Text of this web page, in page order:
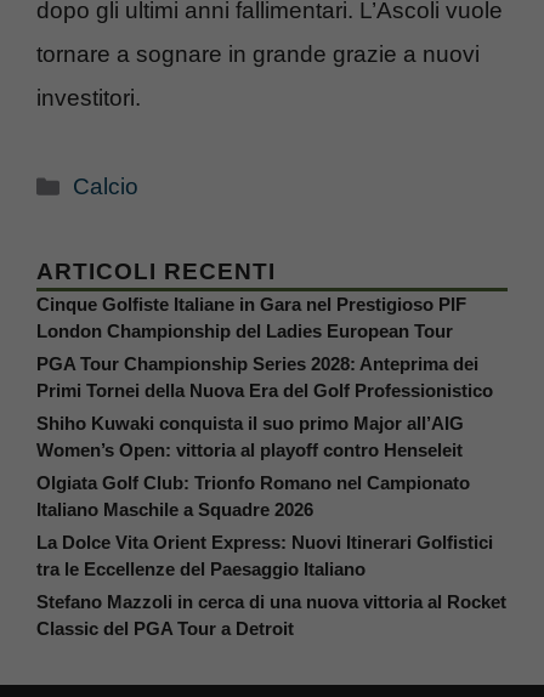
dopo gli ultimi anni fallimentari. L’Ascoli vuole
tornare a sognare in grande grazie a nuovi
investitori.
Categorie
Calcio
ARTICOLI RECENTI
Cinque Golfiste Italiane in Gara nel Prestigioso PIF
London Championship del Ladies European Tour
PGA Tour Championship Series 2028: Anteprima dei
Primi Tornei della Nuova Era del Golf Professionistico
Shiho Kuwaki conquista il suo primo Major all’AIG
Women’s Open: vittoria al playoff contro Henseleit
Olgiata Golf Club: Trionfo Romano nel Campionato
Italiano Maschile a Squadre 2026
La Dolce Vita Orient Express: Nuovi Itinerari Golfistici
tra le Eccellenze del Paesaggio Italiano
Stefano Mazzoli in cerca di una nuova vittoria al Rocket
Classic del PGA Tour a Detroit